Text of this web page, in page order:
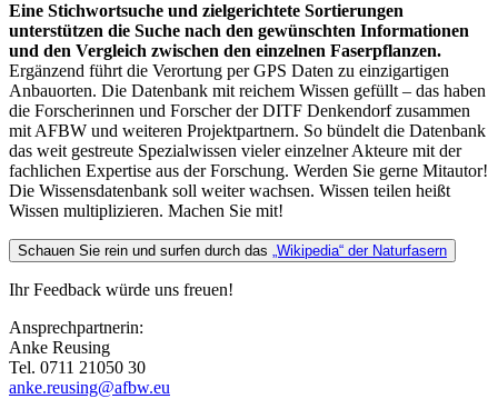
Eine Stichwortsuche und zielgerichtete Sortierungen
unterstützen die Suche nach den gewünschten Informationen
und den Vergleich zwischen den einzelnen Faserpflanzen.
Ergänzend führt die Verortung per GPS Daten zu einzigartigen
Anbauorten. Die Datenbank mit reichem Wissen gefüllt – das haben
die Forscherinnen und Forscher der DITF Denkendorf zusammen
mit AFBW und weiteren Projektpartnern. So bündelt die Datenbank
das weit gestreute Spezialwissen vieler einzelner Akteure mit der
fachlichen Expertise aus der Forschung. Werden Sie gerne Mitautor!
Die Wissensdatenbank soll weiter wachsen. Wissen teilen heißt
Wissen multiplizieren. Machen Sie mit!
Schauen Sie rein und surfen durch das „Wikipedia“ der Naturfasern
Ihr Feedback würde uns freuen!
Ansprechpartnerin:
Anke Reusing
Tel. 0711 21050 30
anke.reusing@afbw.eu